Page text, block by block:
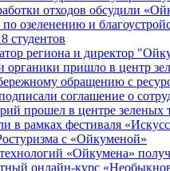
отходов обсудили
озеленению и
студентов
региона и директор
органики пришло в центр
обращению с
соглашение о
прошел в центре зеленых
рамках фестиваля
с «Ойкуменой»
«Ойкумена»
онлайн-курс